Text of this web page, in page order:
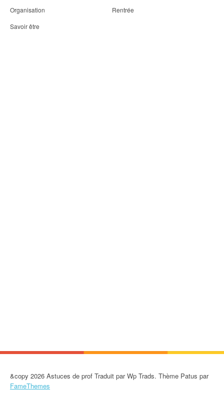
Organisation
Rentrée
Savoir être
&copy 2026 Astuces de prof Traduit par Wp Trads. Thème Patus par
FameThemes